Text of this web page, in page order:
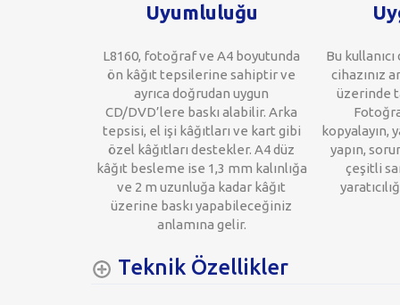
Uyumluluğu
L8160, fotoğraf ve A4 boyutunda
ön kâğıt tepsilerine sahiptir ve
ayrıca doğrudan uygun
CD/DVD’lere baskı alabilir. Arka
tepsisi, el işi kâğıtları ve kart gibi
özel kâğıtları destekler. A4 düz
kâğıt besleme ise 1,3 mm kalınlığa
ve 2 m uzunluğa kadar kâğıt
üzerine baskı yapabileceğiniz
anlamına gelir.
Bu
cihazınız
üzerinde
kopyalayın,
yapın,
çeşitli
Teknik Özellikler